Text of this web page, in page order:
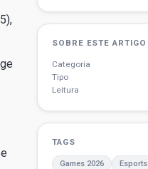
SOBRE ESTE ARTIGO
Categoria
Tipo
Leitura
TAGS
Games 2026
Esports